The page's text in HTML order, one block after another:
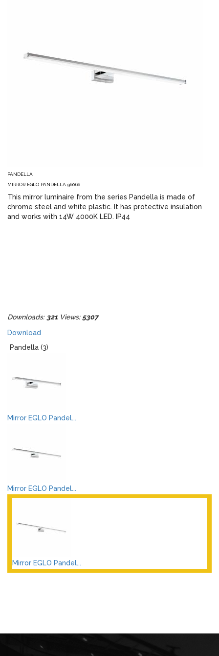
PANDELLA
MIRROR EGLO PANDELLA 96066
This mirror luminaire from the series Pandella is made of
chrome steel and white plastic. It has protective insulation
and works with 14W 4000K LED. IP44
Downloads: 321 Views: 5307
Download
Pandella (3)
Mirror EGLO Pandel...
Mirror EGLO Pandel...
Mirror EGLO Pandel...